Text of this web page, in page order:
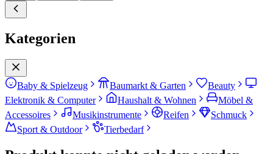
Kategorien
Baby & Spielzeug Baumarkt & Garten
Beauty
Elektronik & Computer
Haushalt & Wohnen
Möbel &
Accessoires
Musikinstrumente Reifen
Schmuck
Sport & Outdoor
Tierbedarf